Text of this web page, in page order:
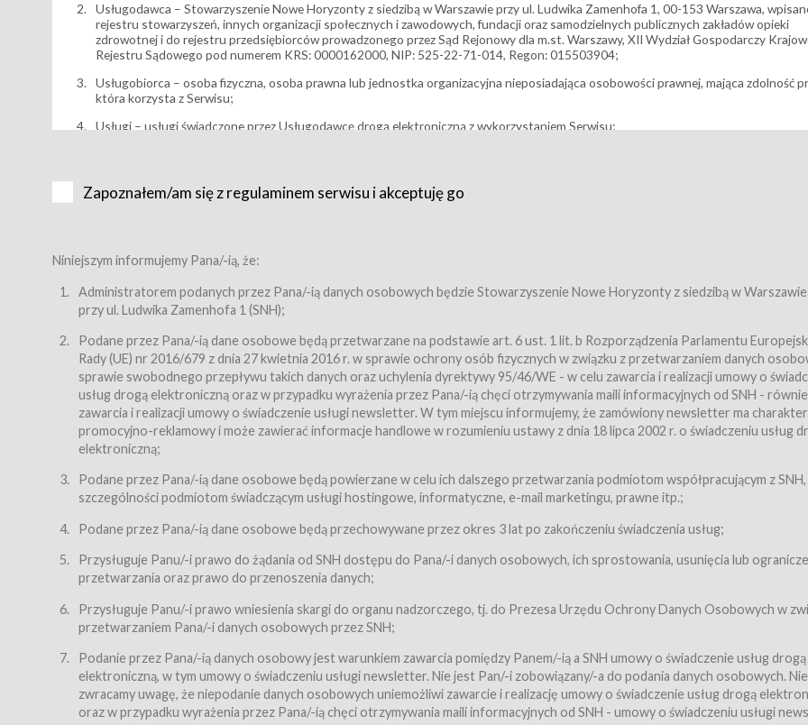
Usługodawca – Stowarzyszenie Nowe Horyzonty z siedzibą w Warszawie przy ul. Ludwika Zamenhofa 1, 00-153 Warszawa,
rejestru stowarzyszeń, innych organizacji społecznych i zawodowych, fundacji oraz samodzielnych publicznych zakładów opieki
zdrowotnej i do rejestru przedsiębiorców prowadzonego przez Sąd Rejonowy dla m.st. Warszawy, XII Wydział Gospodarczy
Rejestru Sądowego pod numerem KRS: 0000162000, NIP: 525-22-71-014, Regon: 015503904;
Usługobiorca – osoba fizyczna, osoba prawna lub jednostka organizacyjna nieposiadająca osobowości prawnej, mająca zdolność
która korzysta z Serwisu;
Usługi – usługi świadczone przez Usługodawcę drogą elektroniczną z wykorzystaniem Serwisu;
Karnety – wybrane dokumenty potwierdzające zawarcie umowy z Usługodawcą i uprawniające do wzięcia udziału w Wydarzeniu,
Bilety – wybrane dokumenty potwierdzające zawarcie umowy z Usługodawcą i uprawniające do wzięcia udziału w Wydarzeniu,
przewidziane przez Usługodawcę dla danego Wydarzenia, tj. uprawniające do uczestnictwa w wielu albo w pojedynczych seansach
filmowych, wydarzeniach specjalnych i koncertach;
Sklep – sklep internetowy prowadzony przez Usługodawcę w Serwisie;
Regulamin – niniejszy regulamin.
§ 2
Postanowienia ogólne
Regulamin określa zasady:
świadczenia Usługobiorcom Usług przez Usługodawcę, z zastrzeżeniem usług, o których mowa w ust. 2 pkt. 4 i 5 poniżej,
zasady świadczenia precyzują odrębne regulaminy,
przetwarzania przez Usługodawcę danych osobowych Usługobiorców będących osobami fizycznymi.
Usługodawca świadczy w szczególności następujące Usługi:Usługodawca świadczy Usługi drogą elektroniczną w rozumieniu
dnia 18 lipca 2002 r. o świadczeniu usług drogą elektroniczną (Dz.U. z 2002 r., Nr 144, poz. 1204, z późń. zm.). Usługi świadczone są
nieodpłatnie.
usługę przeglądania i odczytywania przez Usługobiorców materiałów zamieszczanych w Serwisie,
usługę newsletter,
usługę zawierania na odległość umów nabycia Karnetów i Biletów,
usługę zawierania na odległość umów sprzedaży w Sklepie.
Usługodawca świadczy Usługi drogą elektroniczną w rozumieniu ustawy z dnia 18 lipca 2002 r. o świadczeniu usług drogą
(Dz.U. z 2002 r., Nr 144, poz. 1204, z późń. zm.). Usługi świadczone są nieodpłatnie.
Zapoznałem/am się z regulaminem serwisu i akceptuję go
Niniejszym informujemy Pana/-ią, że:
Administratorem podanych przez Pana/-ią danych osobowych będzie Stowarzyszenie Nowe Horyzonty z siedzibą w
przy ul. Ludwika Zamenhofa 1 (SNH);
Podane przez Pana/-ią dane osobowe będą przetwarzane na podstawie art. 6 ust. 1 lit. b Rozporządzenia Parlamentu
Rady (UE) nr 2016/679 z dnia 27 kwietnia 2016 r. w sprawie ochrony osób fizycznych w związku z przetwarzaniem danych
sprawie swobodnego przepływu takich danych oraz uchylenia dyrektywy 95/46/WE - w celu zawarcia i realizacji umowy o
usług drogą elektroniczną oraz w przypadku wyrażenia przez Pana/-ią chęci otrzymywania maili informacyjnych od SNH -
zawarcia i realizacji umowy o świadczenie usługi newsletter. W tym miejscu informujemy, że zamówiony newsletter ma charakter
promocyjno-reklamowy i może zawierać informacje handlowe w rozumieniu ustawy z dnia 18 lipca 2002 r. o świadczeniu usług
elektroniczną;
Podane przez Pana/-ią dane osobowe będą powierzane w celu ich dalszego przetwarzania podmiotom współpracującym z
szczególności podmiotom świadczącym usługi hostingowe, informatyczne, e-mail marketingu, prawne itp.;
Podane przez Pana/-ią dane osobowe będą przechowywane przez okres 3 lat po zakończeniu świadczenia usług;
Przysługuje Panu/-i prawo do żądania od SNH dostępu do Pana/-i danych osobowych, ich sprostowania, usunięcia lub
przetwarzania oraz prawo do przenoszenia danych;
Przysługuje Panu/-i prawo wniesienia skargi do organu nadzorczego, tj. do Prezesa Urzędu Ochrony Danych Osobowych w
przetwarzaniem Pana/-i danych osobowych przez SNH;
Podanie przez Pana/-ią danych osobowy jest warunkiem zawarcia pomiędzy Panem/-ią a SNH umowy o świadczenie usług drogą
elektroniczną, w tym umowy o świadczeniu usługi newsletter. Nie jest Pan/-i zobowiązany/-a do podania danych osobowych.
zwracamy uwagę, że niepodanie danych osobowych uniemożliwi zawarcie i realizację umowy o świadczenie usług drogą
oraz w przypadku wyrażenia przez Pana/-ią chęci otrzymywania maili informacyjnych od SNH - umowy o świadczeniu usługi